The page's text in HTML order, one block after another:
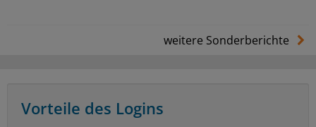
weitere Sonderberichte
Vorteile des Logins